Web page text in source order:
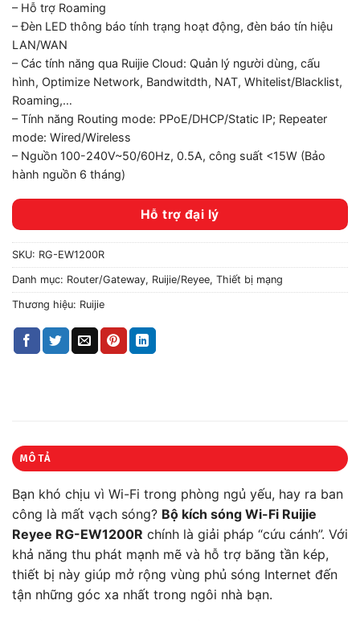
– Hỗ trợ Roaming
– Đèn LED thông báo tính trạng hoạt động, đèn báo tín hiệu
LAN/WAN
– Các tính năng qua Ruijie Cloud: Quản lý người dùng, cấu
hình, Optimize Network, Bandwitdth, NAT, Whitelist/Blacklist,
Roaming,…
– Tính năng Routing mode: PPoE/DHCP/Static IP; Repeater
mode: Wired/Wireless
– Nguồn 100-240V~50/60Hz, 0.5A, công suất <15W (Bảo
hành nguồn 6 tháng)
Hỗ trợ đại lý
SKU: RG-EW1200R
Danh mục: Router/Gateway, Ruijie/Reyee, Thiết bị mạng
Thương hiệu: Ruijie
MÔ TẢ
Bạn khó chịu vì Wi-Fi trong phòng ngủ yếu, hay ra ban
công là mất vạch sóng? Bộ kích sóng Wi-Fi Ruijie
Reyee RG-EW1200R chính là giải pháp “cứu cánh”. Với
khả năng thu phát mạnh mẽ và hỗ trợ băng tần kép,
thiết bị này giúp mở rộng vùng phủ sóng Internet đến
tận những góc xa nhất trong ngôi nhà bạn.